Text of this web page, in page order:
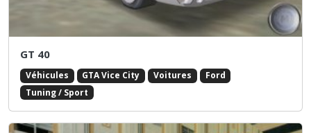
GT 40
Véhicules GTA Vice City Voitures
Ford
Tuning / Sport